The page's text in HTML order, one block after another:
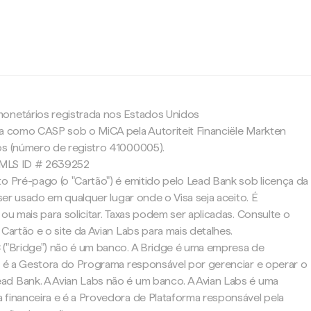
registrada nos Estados Unidos
como CASP sob o MiCA pela Autoriteit Financiële Markten
(número de registro 41000005).
ID # 2639252
Pré-pago (o "Cartão") é emitido pelo Lead Bank sob licença da
usado em qualquer lugar onde o Visa seja aceito. É
mais para solicitar. Taxas podem ser aplicadas. Consulte o
e o site da Avian Labs para mais detalhes.
não é um banco. A Bridge é uma empresa de
a Gestora do Programa responsável por gerenciar e operar o
Bank. A Avian Labs não é um banco. A Avian Labs é uma
e é a Provedora de Plataforma responsável pela